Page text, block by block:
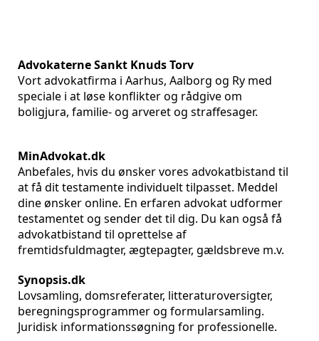
Advokaterne Sankt Knuds Torv
Vort advokatfirma i Aarhus, Aalborg og Ry med
speciale i at løse konflikter og rådgive om
boligjura, familie- og arveret og straffesager.
MinAdvokat.dk
Anbefales, hvis du ønsker vores advokatbistand til
at få dit testamente individuelt tilpasset. Meddel
dine ønsker online. En erfaren advokat udformer
testamentet og sender det til dig. Du kan også få
advokatbistand til oprettelse af
fremtidsfuldmagter, ægtepagter, gældsbreve m.v.
Synopsis.dk
Lovsamling, domsreferater, litteraturoversigter,
beregningsprogrammer og formularsamling.
Juridisk informationssøgning for professionelle.